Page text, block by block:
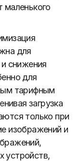
маленького
для
и снижения
для
тарифным
загрузка
только при
изображений и
устройств,